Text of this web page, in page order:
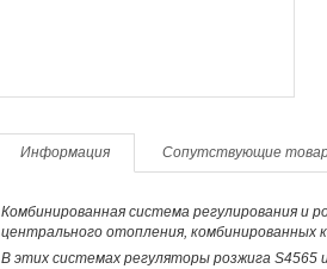
Информация Сопутствующие
Комбинированная система регулирования и
центрального отопления, комбинированных
В этих системах регуляторы розжига S4565